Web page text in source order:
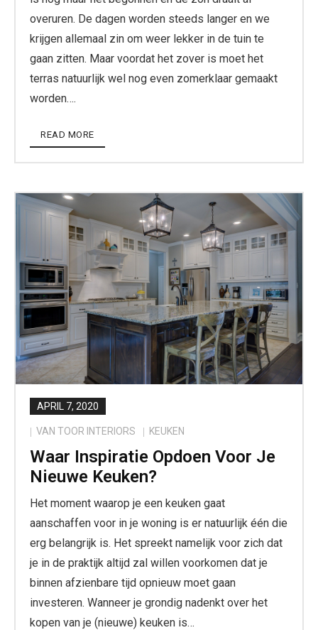
overuren. De dagen worden steeds langer en we
krijgen allemaal zin om weer lekker in de tuin te
gaan zitten. Maar voordat het zover is moet het
terras natuurlijk wel nog even zomerklaar gemaakt
worden….
READ MORE
APRIL 7, 2020
VAN TOOR INTERIORS KEUKEN
Waar Inspiratie Opdoen Voor Je
Nieuwe Keuken?
Het moment waarop je een keuken gaat
aanschaffen voor in je woning is er natuurlijk één die
erg belangrijk is. Het spreekt namelijk voor zich dat
je in de praktijk altijd zal willen voorkomen dat je
binnen afzienbare tijd opnieuw moet gaan
investeren. Wanneer je grondig nadenkt over het
kopen van je (nieuwe) keuken is…